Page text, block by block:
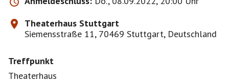
Musik zum reinhörenwww.youtube.com/watch?
v=8FgQ-qxLHV8
www.youtube.com/watch?v=fDprEMiyH-Q
Auch der Saxophon-Posten ist bei Colosseum
entscheidend. Clem: „Mehrere Saxer standen zur
Theaterhaus Stuttgart
Siemensstraße 11, 70469 Stuttgart, Deutschland
Treffpunkt
Theaterhaus